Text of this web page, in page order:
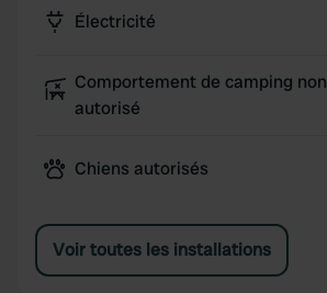
Électricité
Comportement de camping non
autorisé
Chiens autorisés
Voir toutes les installations